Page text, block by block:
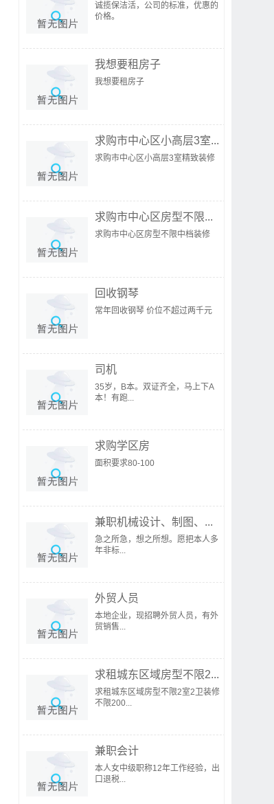
诚揽保洁活，公司的标准，优惠的
价格。
我想要租房子
我想要租房子
求购市中心区小高层3室...
求购市中心区小高层3室精致装修
求购市中心区房型不限...
求购市中心区房型不限中档装修
回收钢琴
常年回收钢琴 价位不超过两千元
司机
35岁，B本。双证齐全，马上下A
本！有跑...
求购学区房
面积要求80-100
兼职机械设计、制图、...
急之所急，想之所想。愿把本人多
年非标...
外贸人员
本地企业，现招聘外贸人员，有外
贸销售...
求租城东区域房型不限2...
求租城东区域房型不限2室2卫装修
不限200...
兼职会计
本人女中级职称12年工作经验，出
口退税...